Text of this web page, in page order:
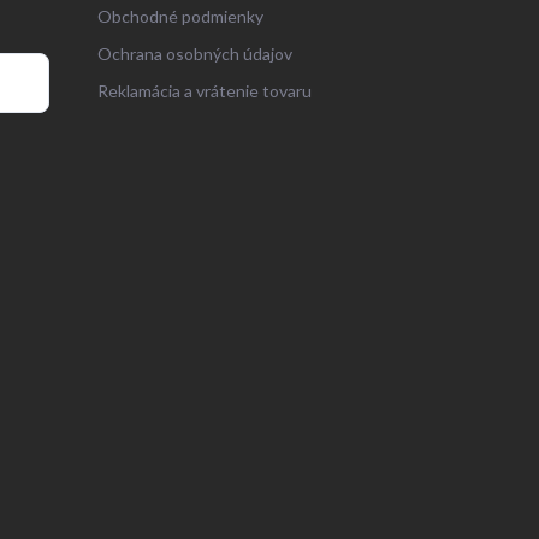
Obchodné podmienky
Ochrana osobných údajov
Reklamácia a vrátenie tovaru